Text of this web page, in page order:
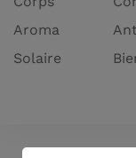
Aroma
Solaire